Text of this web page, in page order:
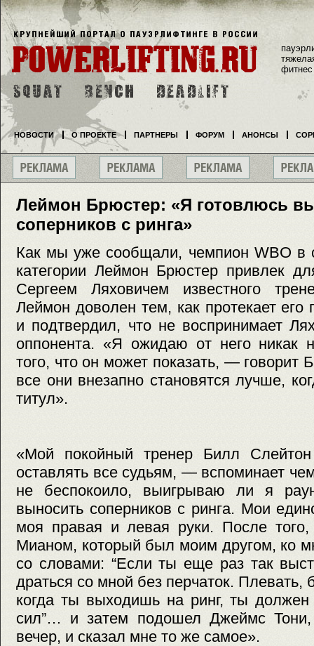
Леймон Брюстер: «Я готовлюсь
соперников с ринга»
Как мы уже сообщали, чемпион WBO в
категории Леймон Брюстер привлек
Сергеем Ляховичем известного
Леймон доволен тем, как протекает его
и подтвердил, что не воспринимает
оппонента. «Я ожидаю от него никак
того, что он может показать, —
все они внезапно становятся лучше,
титул».
«Мой покойный тренер Билл Слейтон
оставлять все судьям, — вспоминает
не беспокоило, выигрываю ли я
выносить соперников с ринга. Мои
моя правая и левая руки. После
Мианом, который был моим другом, ко
со словами: “Если ты еще раз так
драться со мной без перчаток. Плевать,
когда ты выходишь на ринг, ты должен
сил”… и затем подошел Джеймс
вечер, и сказал мне то же самое».
фитнес
НОВОСТИ О ПРОЕКТЕ ПАРТНЕРЫ ФОРУМ АНОНСЫ